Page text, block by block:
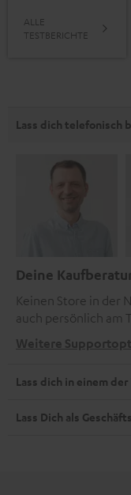
ALLE
TESTBERICHTE
Lass dich telefonisch
Deine
Keinen Store in der
auch persönlich am
Weitere
Lass dich in einem
Lass Dich als